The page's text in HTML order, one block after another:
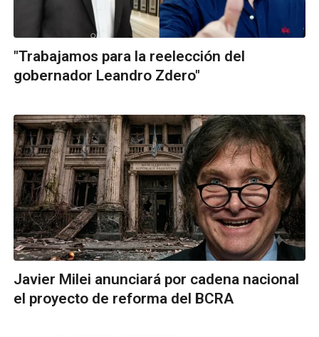
"Trabajamos para la reelección del
gobernador Leandro Zdero"
Javier Milei anunciará por cadena nacional
el proyecto de reforma del BCRA